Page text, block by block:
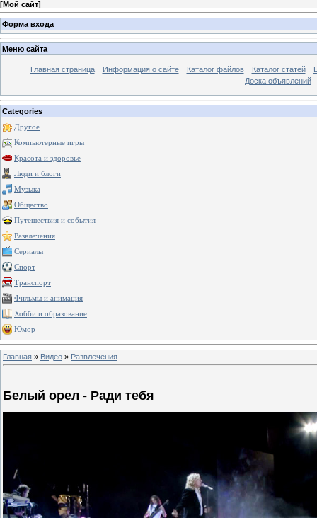
[Мой сайт]
Форма входа
Меню сайта
Главная страница Информация о сайте Каталог файлов Каталог статей
Доска объявлений
Categories
Другое
Компьютерные игры
Красота и здоровье
Люди и блоги
Музыка
Общество
Путешествия и события
Развлечения
Сериалы
Спорт
Транспорт
Фильмы и анимация
Хобби и образование
Юмор
Главная » Видео » Развлечения
Белый орел - Ради тебя